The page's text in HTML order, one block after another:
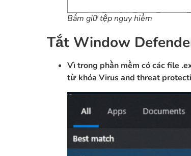
Bấm giữ tệp nguy hiểm
Tắt Window
Vì trong phần mềm có các file
từ khóa Virus and threat